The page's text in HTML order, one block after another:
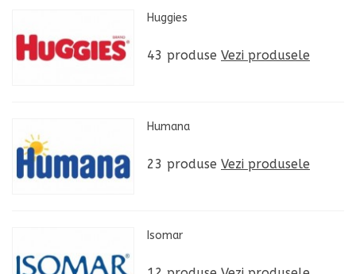
Huggies
43 produse Vezi produsele
Humana
23 produse Vezi produsele
Isomar